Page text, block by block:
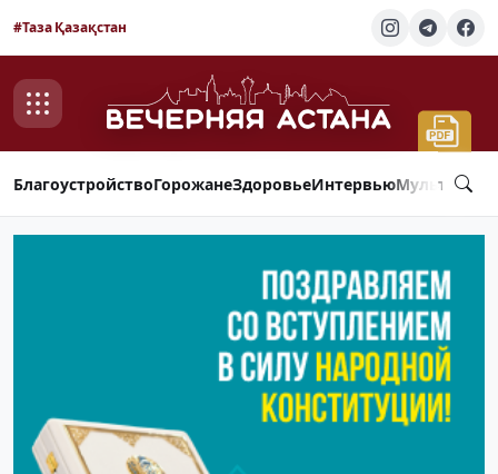
#Таза Қазақстан
БлагоустройствоГорожанеЗдоровьеИнтервью